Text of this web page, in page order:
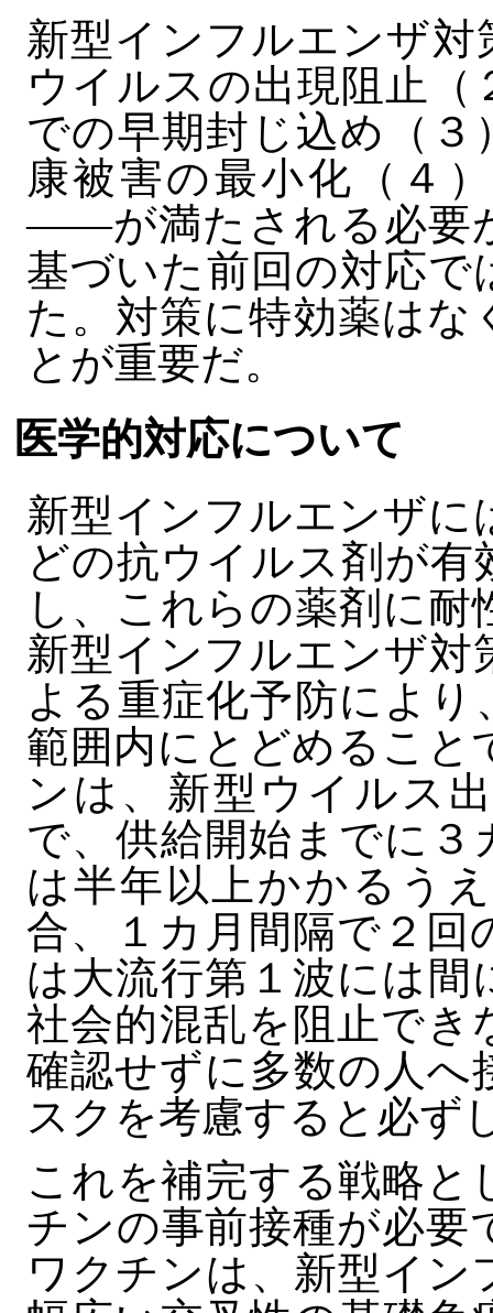
新型インフルエンザ
ウイルスの出現阻止
での早期封じ込め（
康被害の最小化（４
――が満たされる必要
基づいた前回の対応で
た。対策に特効薬は
とが重要だ。
医学的対応について
新型インフルエンザ
どの抗ウイルス剤が
し、これらの薬剤に
新型インフルエンザ
よる重症化予防によ
範囲内にとどめること
ンは、新型ウイルス
で、供給開始までに
は半年以上かかるう
合、１カ月間隔で２回
は大流行第１波には
社会的混乱を阻止でき
確認せずに多数の人へ
スクを考慮すると必ず
これを補完する戦略
チンの事前接種が必
ワクチンは、新型イ